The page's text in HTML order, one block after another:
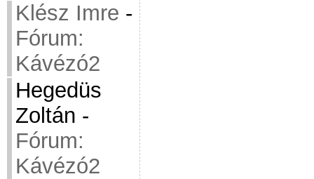
Klész Imre -
Fórum:
Kávézó2
Hegedüs
Zoltán -
Fórum:
Kávézó2